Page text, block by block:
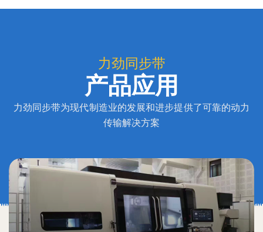
力劲同步带
产品应用
力劲同步带为现代制造业的发展和进步提供了可靠的动力
传输解决方案